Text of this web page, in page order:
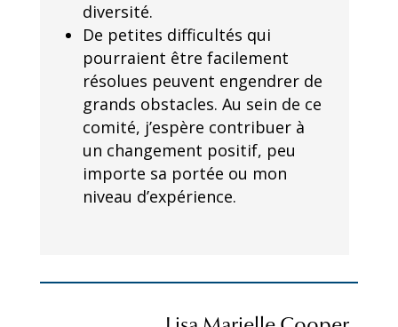
diversité.
De petites difficultés qui
pourraient être facilement
résolues peuvent engendrer de
grands obstacles. Au sein de ce
comité, j’espère contribuer à
un changement positif, peu
importe sa portée ou mon
niveau d’expérience.